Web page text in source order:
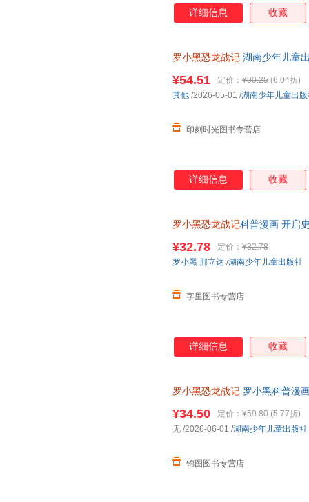
详细信息 收藏
罗小黑恐龙战记 湖南少年儿童
¥54.51 定价： ¥90.25 (6.04折)
印刻时光图书专营店
其他 /2026-05-01 /湖南少年儿童出
详细信息 收藏
罗小黑恐龙战记科普漫画 开启
¥32.78 定价： ¥32.78
字里图书专营店
罗小黑 邢立达 /湖南少年儿童出版社
详细信息 收藏
罗小黑恐龙战记 罗小黑科普漫
¥34.50 定价： ¥59.80 (5.77折)
锦图图书专营店
无 /2026-06-01 /湖南少年儿童出版社